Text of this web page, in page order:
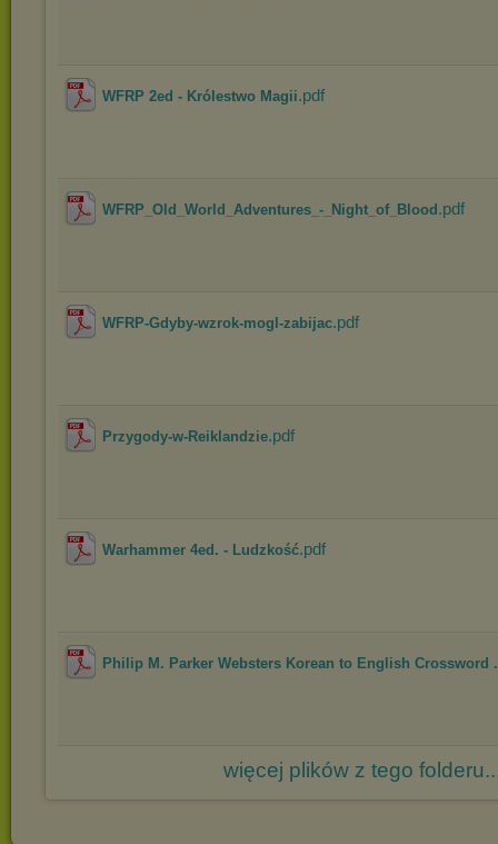
WFRP 2ed - Królestwo Magii.pdf
WFRP_Old_World_Adventures_-_Night_of_Blood .pdf
WFRP-Gdyby-wzrok-mogl-zabijac.pdf
Przygody-w-Reiklandzie.pdf
Warhammer 4ed. - Ludzkość.pdf
Philip M. Parker Websters Korean to English Crossword
więcej plików z tego